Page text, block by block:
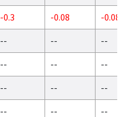
-0.3 -0.08
-0.08
-- --
--
-- --
--
-- --
--
-- -- --